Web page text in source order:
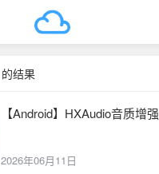
的结果
【Android】HXAudio音质增强
2026年06月11日